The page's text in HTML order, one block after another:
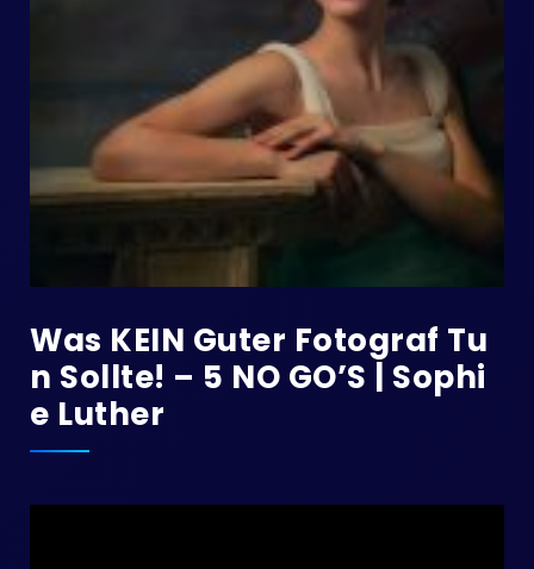
Was KEIN Guter Fotograf Tu
N Sollte! – 5 NO GO’S | Sophi
E Luther